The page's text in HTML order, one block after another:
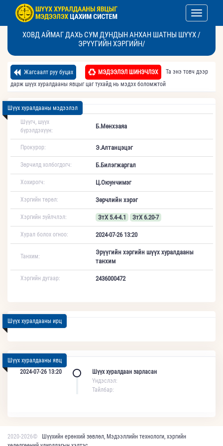
Toggle
ХОВД АЙМАГ ДАХЬ СУМ ДУНДЫН АНХАН ШАТНЫ ШҮҮХ /
ЭРҮҮГИЙН ХЭРГИЙН/
Жагсаалт руу буцах МЭДЭЭЛЭЛ ШИНЭЧЛЭХ
Та энэ товч дээр
дарж шүүх хуралдааны явцыг цаг тухайд нь мэдэх боломжтой
Шүүх хуралдааны мэдээлэл
Шүүгч, шүүх
бүрэлдэхүүн:
Б.Мөнхзаяа
Прокурор: Э.Алтанцэцэг
Зөрчилд холбогдогч: Б.Билэгжаргал
Хохирогч: Ц.Оюунчимэг
Хэргийн төрөл: Зөрчлийн хэрэг
Хэргийн зүйлчлэл: ЗтХ 5.4-4.1 ЗтХ 6.20-7
Хурал болох огноо: 2024-07-26 13:20
Танхим:
Эрүүгийн хэргийн шүүх хуралдааны
танхим
Хэргийн дугаар: 2436000472
Шүүх хуралдааны ирц
Шүүх хуралдааны явц
2024-07-26 13:20
Шүүх хуралдаан зарласан
Үндэслэл:
Тайлбар:
2020-2026©
Шүүхийн ерөнхий зөвлөл, Мэдээллийн технологи, хэргийн